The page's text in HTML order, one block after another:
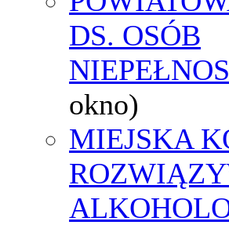
DS. OSÓB
okno)
MIEJSKA